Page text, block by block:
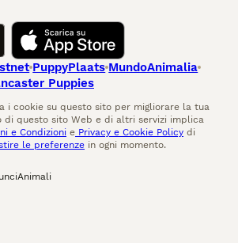
PuppyPlaats MundoAnimalia
Puppies
i cookie su questo sito per migliorare la tua
di questo sito Web e di altri servizi implica
e Condizioni e Privacy e Cookie Policy di
le preferenze in ogni momento.